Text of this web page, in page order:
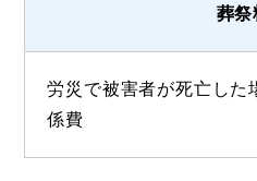
葬祭
労災で被害者が死亡した
係費